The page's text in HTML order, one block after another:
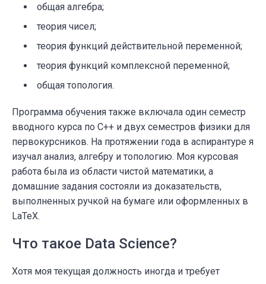
общая алгебра;
теория чисел;
теория функций действительной переменной;
теория функций комплексной переменной;
общая топология.
Программа обучения также включала один семестр
вводного курса по C++ и двух семестров физики для
первокурсников. На протяжении года в аспирантуре я
изучал анализ, алгебру и топологию. Моя курсовая
работа была из области чистой математики, а
домашние задания состояли из доказательств,
выполненных ручкой на бумаге или оформленных в
LaTeX.
Что такое Data Science?
Хотя моя текущая должность иногда и требует